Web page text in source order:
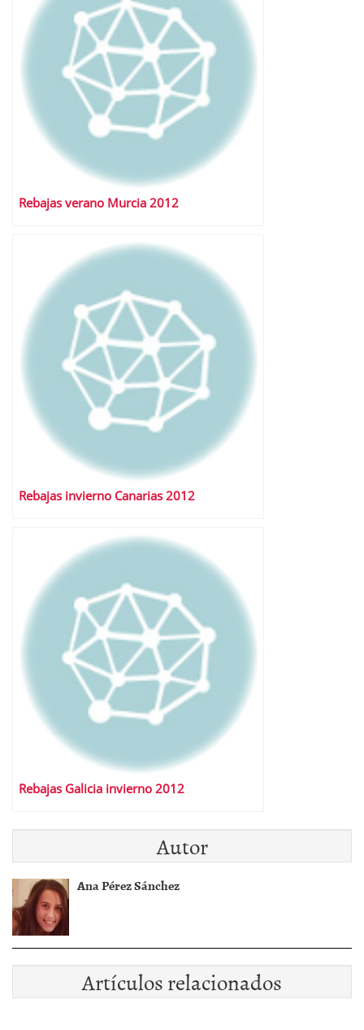
Rebajas verano Murcia 2012
Rebajas invierno Canarias 2012
Rebajas Galicia invierno 2012
Autor
Ana Pérez Sánchez
Artículos relacionados